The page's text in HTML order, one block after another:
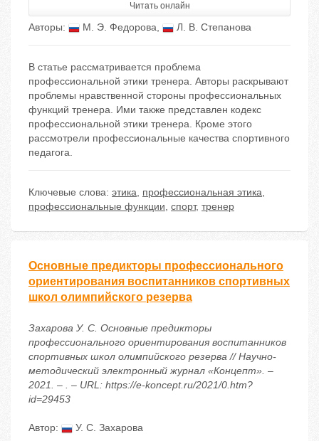
Читать онлайн
Авторы: М. Э. Федорова, Л. В. Степанова
В статье рассматривается проблема
профессиональной этики тренера. Авторы раскрывают
проблемы нравственной стороны профессиональных
функций тренера. Ими также представлен кодекс
профессиональной этики тренера. Кроме этого
рассмотрели профессиональные качества спортивного
педагога.
Ключевые слова: этика, профессиональная этика,
профессиональные функции, спорт, тренер
Основные предикторы профессионального
ориентирования воспитанников спортивных
школ олимпийского резерва
Захарова У. С. Основные предикторы
профессионального ориентирования воспитанников
спортивных школ олимпийского резерва // Научно-
методический электронный журнал «Концепт». –
2021. – . – URL: https://e-koncept.ru/2021/0.htm?
id=29453
Автор: У. С. Захарова